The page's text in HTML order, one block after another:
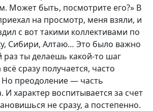
Может быть, посмотрите его?» В
на просмотр, меня взяли, и
с вот такими коллективами по
Сибири, Алтаю… Это было важно
ты делаешь какой-то шаг
сразу получается, часто
преодоление — часть
И характер воспитывается за счет
не сразу, а постепенно.